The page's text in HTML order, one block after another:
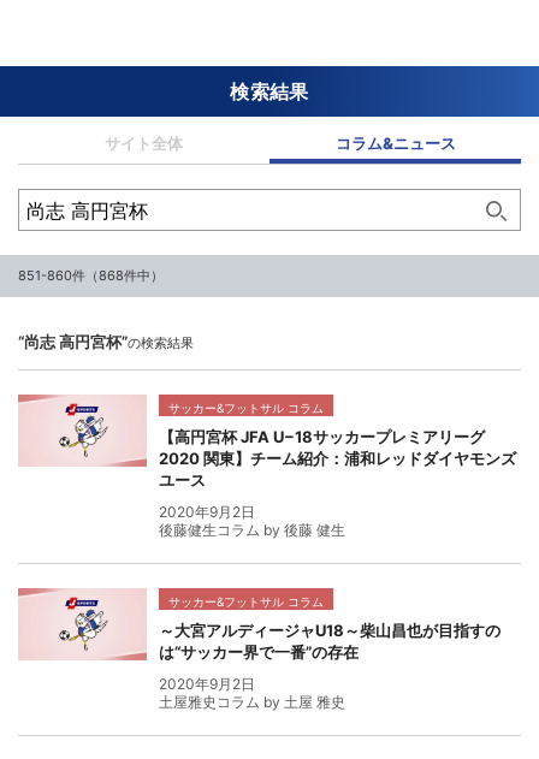
検索結果
サイト全体 コラム&ニュース
851-860件（868件中）
“尚志 高円宮杯”の検索結果
サッカー&フットサル コラム
【高円宮杯 JFA U−18サッカープレミアリーグ
2020 関東】チーム紹介：浦和レッドダイヤモンズ
ユース
2020年9月2日
後藤健生コラム by 後藤 健生
サッカー&フットサル コラム
～大宮アルディージャU18～柴山昌也が目指すの
は“サッカー界で一番”の存在
2020年9月2日
土屋雅史コラム by 土屋 雅史